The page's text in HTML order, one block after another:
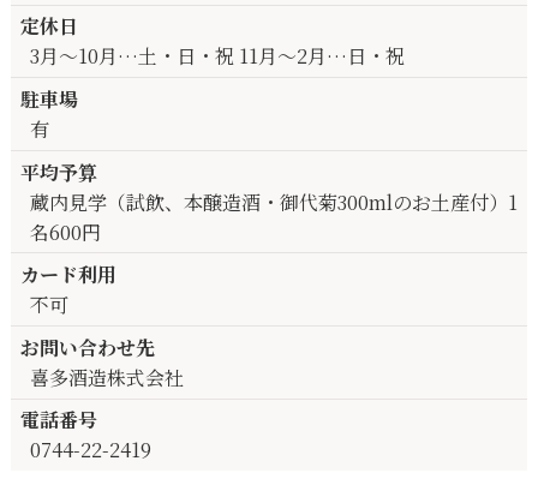
定休日
3月～10月…土・日・祝 11月～2月…日・祝
駐車場
有
平均予算
蔵内見学（試飲、本醸造酒・御代菊300mlのお土産付）1
名600円
カード利用
不可
お問い合わせ先
喜多酒造株式会社
電話番号
0744-22-2419